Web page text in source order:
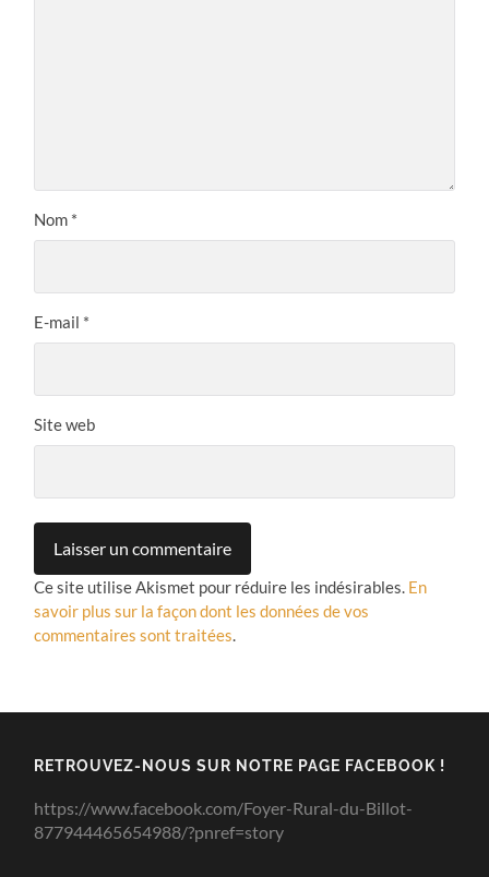
Nom *
E-mail *
Site web
Ce site utilise Akismet pour réduire les indésirables. En
savoir plus sur la façon dont les données de vos
commentaires sont traitées.
RETROUVEZ-NOUS SUR NOTRE PAGE FACEBOOK !
https://www.facebook.com/Foyer-Rural-du-Billot-
877944465654988/?pnref=story